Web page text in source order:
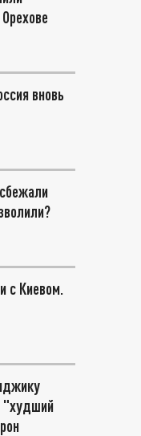
вновь
с Киевом.
"худший